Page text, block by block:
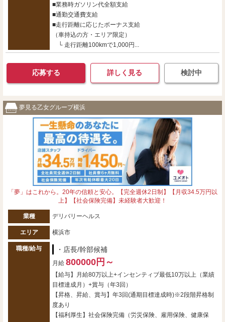
■業務時ガソリン代全額支給
■通勤交通費支給
■走行距離に応じたボーナス支給
（車持込の方・エリア限定）
└ 走行距離100kmで1,000円...
応募する 詳しく見る 検討中
夢見る乙女グループ横浜
「夢」はこれから。20年の信頼と安心。【完全週休2日制】【月収34.5万円以
上】【社会保険完備】未経験者大歓迎！
業種 デリバリーヘルス
エリア 横浜市
職種/給与 ・店長/幹部候補
月給 800000円～
【給与】月給80万以上+インセンティブ最低10万以上（業績
目標達成月）+賞与（年3回）
【昇格、昇給、賞与】年3回(通期目標達成時)※2段階昇格制
度あり
【福利厚生】社会保険完備（労災保険、雇用保険、健康保